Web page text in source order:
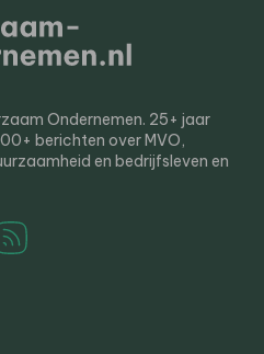
Ondernemen. 25+ jaar
berichten over MVO,
en bedrijfsleven en